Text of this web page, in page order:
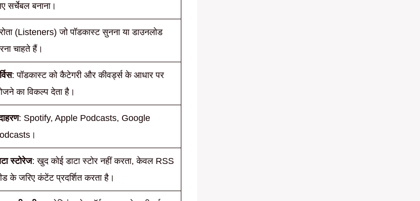
सर्चेबल बनाना।
(Listeners) जो पॉडकास्ट सुनना या डाउनलोड
चाहते हैं।
: पॉडकास्ट को कैटेगरी और कीवर्ड्स के आधार पर
का विकल्प देता है।
: Spotify, Apple Podcasts, Google
स्टोरेज: खुद कोई डाटा स्टोर नहीं करता, केवल RSS
के जरिए कंटेंट प्रदर्शित करता है।